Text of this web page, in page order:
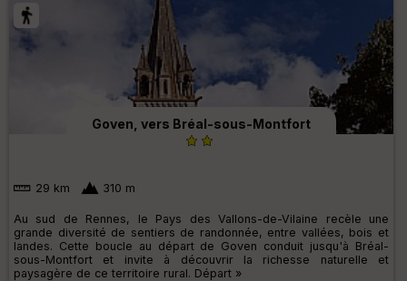
Goven, vers Bréal-sous-Montfort
29 km 310 m
Au sud de Rennes, le Pays des Vallons-de-Vilaine recèle une
grande diversité de sentiers de randonnée, entre vallées, bois et
landes. Cette boucle au départ de Goven conduit jusqu'à Bréal-
sous-Montfort et invite à découvrir la richesse naturelle et
paysagère de ce territoire rural. Départ »